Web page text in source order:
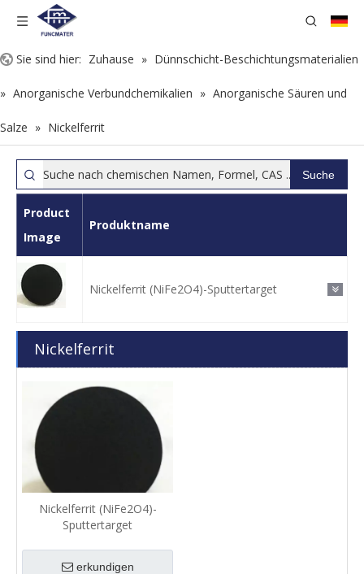
Sie sind hier: Zuhause » Dünnschicht-Beschichtungsmaterialien
» Anorganische Verbundchemikalien » Anorganische Säuren und
Salze » Nickelferrit
Suche
Product
Image
Produktname
Nickelferrit (NiFe2O4)-Sputtertarget
Nickelferrit
Nickelferrit (NiFe2O4)-
Sputtertarget
erkundigen